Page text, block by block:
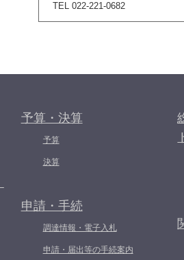
TEL 022-221-0682
予算・決算
予算
決算
申請・手続
調達情報・電子入札
申請・届出等の手続案内